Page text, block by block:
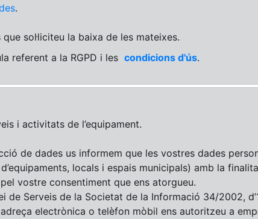
.
sol·liciteu la baixa de les mateixes.
referent a la RGPD i les condicions d'ús.
i activitats de l’equipament.
de dades us informem que les vostres dades
locals i espais municipals) amb la
vostre consentiment que ens atorgueu.
de Serveis de la Societat de la Informació 34/2002,
electrònica o telèfon mòbil ens autoritzeu a